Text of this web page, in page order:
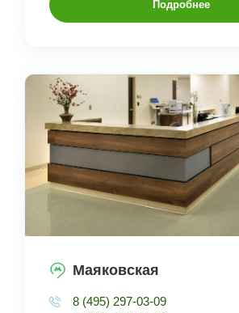
Подробнее
Маяковская
8 (495) 297-03-09